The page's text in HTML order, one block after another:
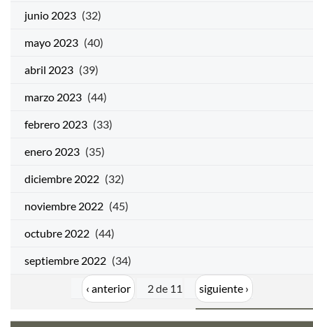
junio 2023 (32)
mayo 2023 (40)
abril 2023 (39)
marzo 2023 (44)
febrero 2023 (33)
enero 2023 (35)
diciembre 2022 (32)
noviembre 2022 (45)
octubre 2022 (44)
septiembre 2022 (34)
‹ anterior 2 de 11 siguiente ›